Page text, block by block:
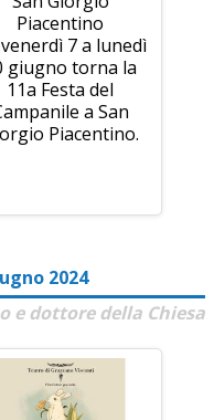
Piacentino
7 a lunedì
giugno torna la
11a Festa del
a San
Piacentino.
2024
e dottore della Chiesa